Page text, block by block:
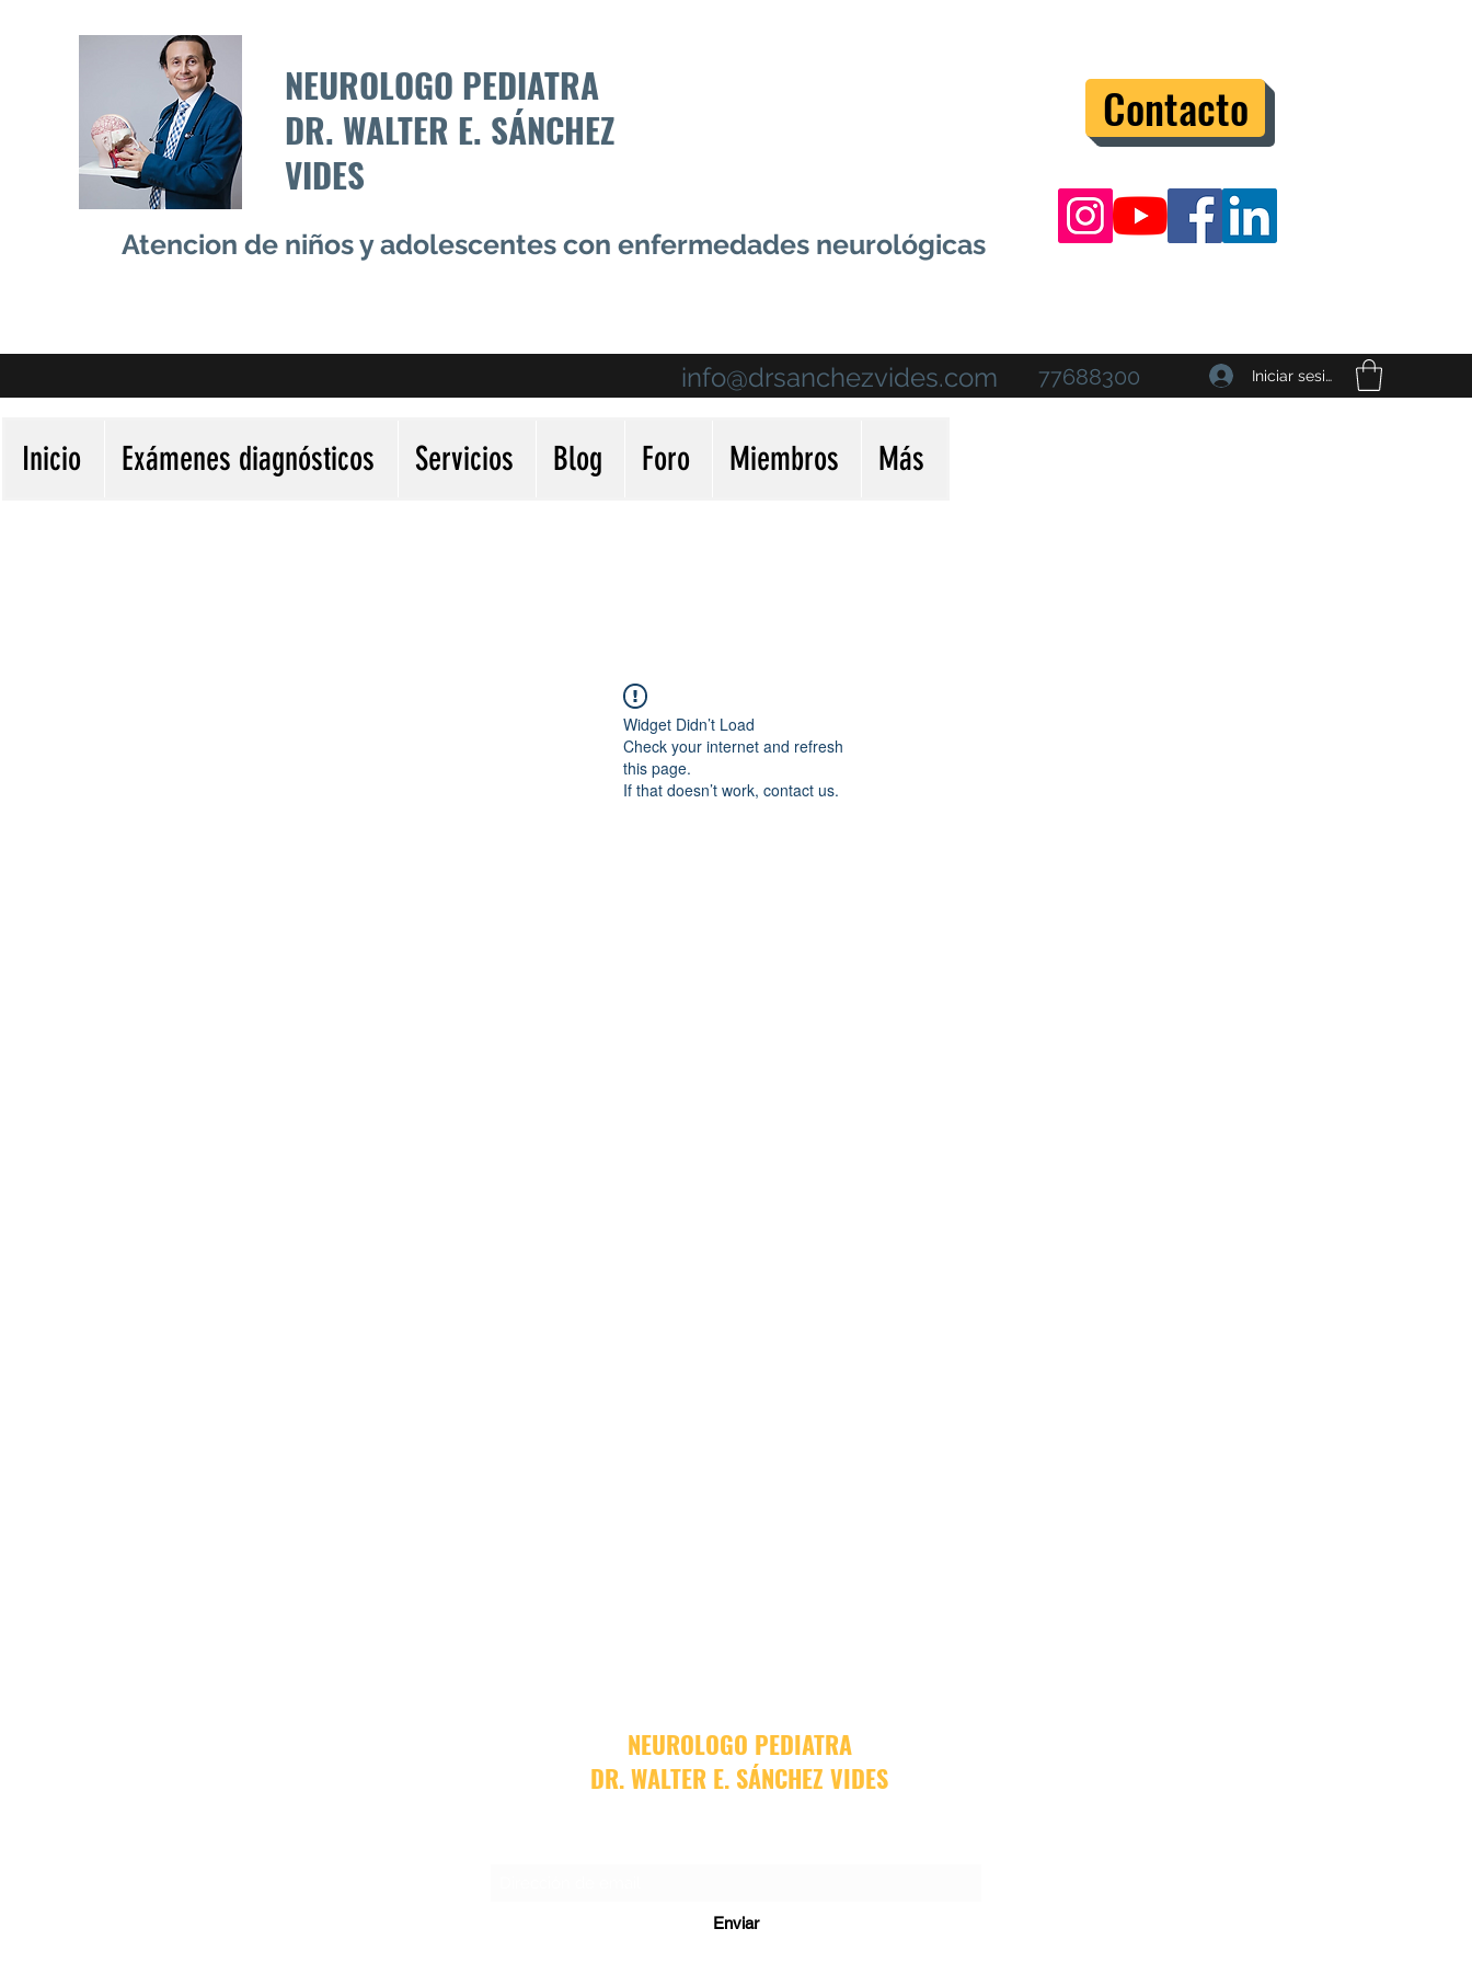
NEUROLOGO PEDIATRA
DR. WALTER E. SÁNCHEZ
VIDES
Atencion de niños y adolescentes con enfermedades neurológicas
Contacto
info@drsanchezvides.com 77688300 Iniciar sesión
Inicio Exámenes diagnósticos Servicios Blog Foro Miembros Más
Widget Didn’t Load
Check your internet and refresh
this page.
If that doesn’t work, contact us.
NEUROLOGO PEDIATRA
DR. WALTER E. SÁNCHEZ VIDES
Enviar